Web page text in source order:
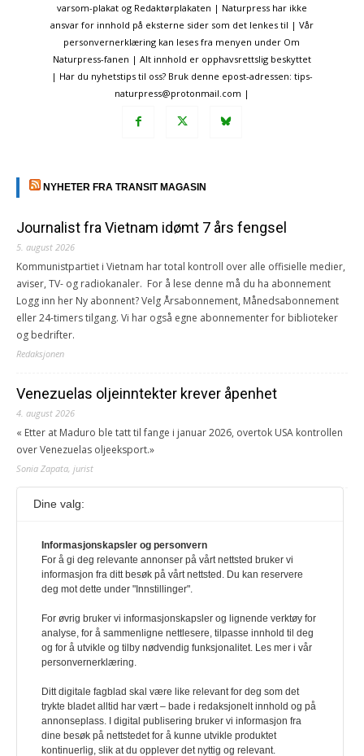
varsom-plakat og Redaktørplakaten | Naturpress har ikke
ansvar for innhold på eksterne sider som det lenkes til | Vår
personvernerklæring kan leses fra menyen under Om
Naturpress-fanen | Alt innhold er opphavsrettslig beskyttet
| Har du nyhetstips til oss? Bruk denne epost-adressen: tips-
naturpress@protonmail.com |
NYHETER FRA TRANSIT MAGASIN
Journalist fra Vietnam idømt 7 års fengsel
5. august 2026
Kommunistpartiet i Vietnam har total kontroll over alle offisielle medier,
aviser, TV- og radiokanaler. For å lese denne må du ha abonnement
Logg inn her Ny abonnent? Velg Årsabonnement, Månedsabonnement
eller 24-timers tilgang. Vi har også egne abonnementer for biblioteker
og bedrifter.
Redaksjonen
Venezuelas oljeinntekter krever åpenhet
4. august 2026
« Etter at Maduro ble tatt til fange i januar 2026, overtok USA kontrollen
over Venezuelas oljeeksport.»
Sonia Zapata, jurist
117,8 millioner er på flukt, en nedgang fra forrige
1. august 2026
Ville ha tilsvart verdens trettende største land i folketall. For å lese
denne må du ha abonnement Logg inn her Ny abonnent? Velg
også egne abonnementer for biblioteker og bedrifter.
Redaksjonen
Dine valg:
Informasjonskapsler og personvern
For å gi deg relevante annonser på vårt nettsted bruker vi
informasjon fra ditt besøk på vårt nettsted. Du kan reservere
deg mot dette under "Innstillinger".
For øvrig bruker vi informasjonskapsler og lignende verktøy for
analyse, for å sammenligne nettlesere, tilpasse innhold til deg
og for å utvikle og tilby nødvendig funksjonalitet. Les mer i vår
personvernerklæring.
Ditt digitale fagblad skal være like relevant for deg som det
trykte bladet alltid har vært – bade i redaksjonelt innhold og på
annonseplass. I digital publisering bruker vi informasjon fra
dine besøk på nettstedet for å kunne utvikle produktet
kontinuerlig, slik at du opplever det nyttig og relevant.